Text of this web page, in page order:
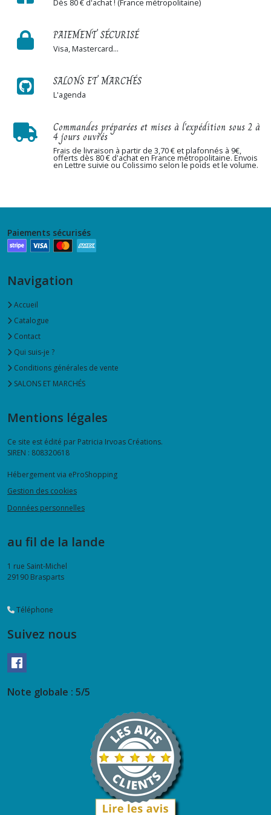
Dès 80 € d'achat ! (France métropolitaine)
PAIEMENT SÉCURISÉ
Visa, Mastercard...
SALONS ET MARCHÉS
L'agenda
Commandes préparées et mises à l'expédition sous 2 à
4 jours ouvrés
Frais de livraison à partir de 3,70 € et plafonnés à 9€,
offerts dès 80 € d'achat en France métropolitaine. Envois
en Lettre suivie ou Colissimo selon le poids et le volume.
Paiements sécurisés
Navigation
Accueil
Catalogue
Contact
Qui suis-je ?
Conditions générales de vente
SALONS ET MARCHÉS
Mentions légales
Ce site est édité par Patricia Irvoas Créations.
SIREN : 808320618
Hébergement via eProShopping
Gestion des cookies
Données personnelles
au fil de la lande
1 rue Saint-Michel
29190 Brasparts
Téléphone
Suivez nous
Note globale : 5/5